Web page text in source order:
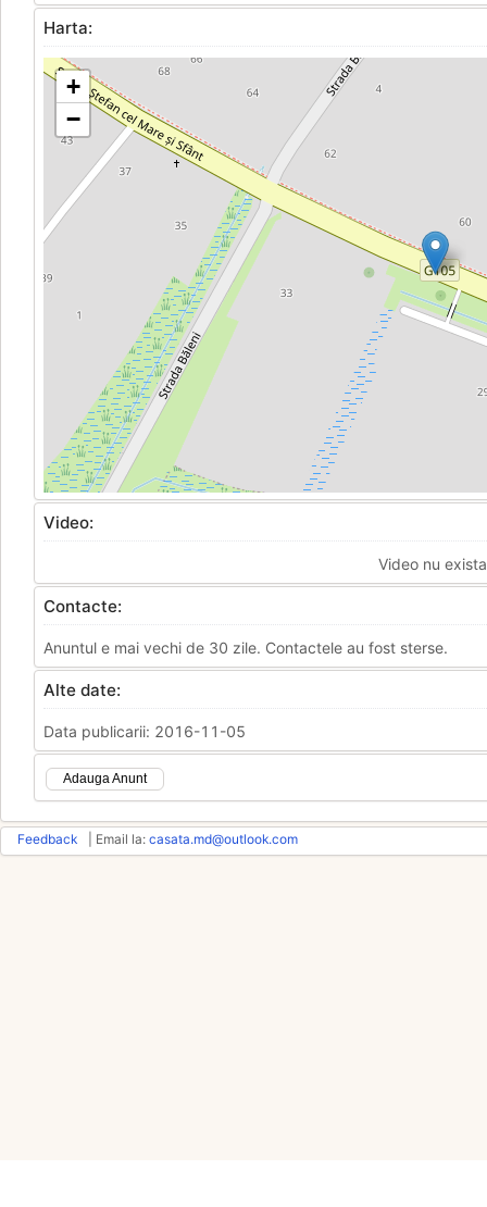
Harta:
+
−
Video:
Video nu
Contacte:
Anuntul e mai vechi de 30 zile. Contactele au fost sterse.
Alte date:
Data publicarii: 2016-11-05
Adauga Anunt
Feedback | Email la: casata.md@outlook.com